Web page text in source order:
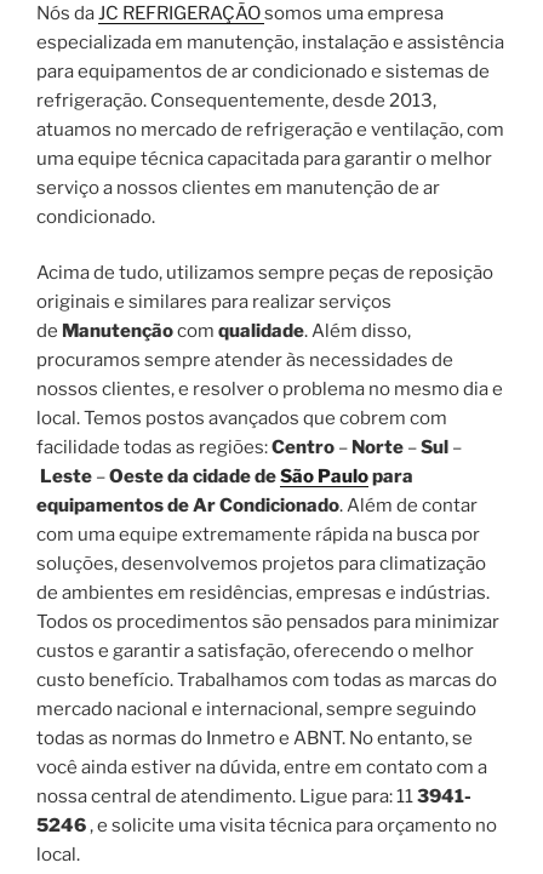
Nós daJC REFRIGERAÇÃOsomos uma empresa
especializada em manutenção, instalação e assistência
para equipamentos de ar condicionado e sistemas de
refrigeração. Consequentemente, desde 2013,
atuamos no mercado de refrigeração e ventilação, com
uma equipe técnica capacitada para garantir o melhor
serviço a nossos clientes em manutenção de ar
condicionado.
Acima de tudo, utilizamos sempre peças de reposição
originais e similares para realizar serviços
de Manutençãocom qualidade. Além disso,
procuramos sempre atender às necessidades de
nossos clientes, e resolver o problema no mesmo dia e
local. Temos postos avançados que cobrem com
facilidade todas as regiões:Centro – Norte –Sul –
Leste –Oeste da cidade deSão Paulopara
equipamentos de Ar Condicionado. Além de contar
com uma equipe extremamente rápida na busca por
soluções, desenvolvemos projetos para climatização
de ambientes em residências, empresas e indústrias.
Todos os procedimentos são pensados para minimizar
custos e garantir a satisfação, oferecendo o melhor
custo benefício. Trabalhamos com todas as marcas do
mercado nacional e internacional, sempre seguindo
todas as normas do Inmetro e ABNT. No entanto, se
você ainda estiver na dúvida, entre em contato com a
nossa central de atendimento. Ligue para: 113941-
5246, e solicite uma visita técnica para orçamento no
local.